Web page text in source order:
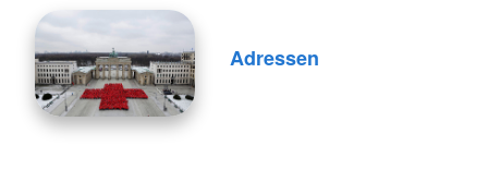
Adressen